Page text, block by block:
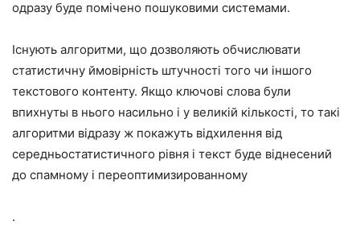
одразу буде помічено пошуковими системами.
Існують алгоритми, що дозволяють обчислювати
статистичну ймовірність штучності того чи іншого
текстового контенту. Якщо ключові слова були
впихнуты в нього насильно і у великій кількості, то такі
алгоритми відразу ж покажуть відхилення від
середньостатистичного рівня і текст буде віднесений
до спамному і переоптимизированному
.